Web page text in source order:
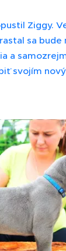
Ziggy.
sa bude
a
svojím